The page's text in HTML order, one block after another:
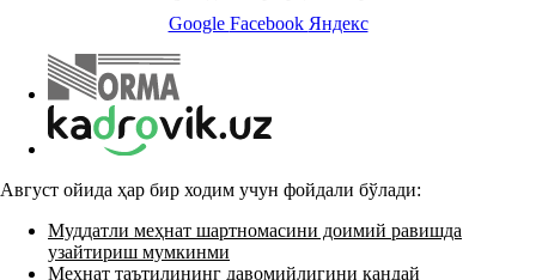
Google Facebook Яндекс
Август ойида ҳар бир ходим учун фойдали бўлади:
Муддатли меҳнат шартномасини доимий равишда
узайтириш мумкинми
Меҳнат таътилининг давомийлигини қандай